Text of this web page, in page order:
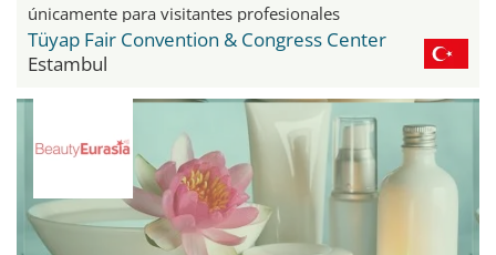
únicamente para visitantes profesionales
Tüyap Fair Convention & Congress Center
Estambul